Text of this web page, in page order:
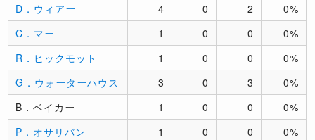
D．ウィアー
4 0 2
0%
C．マー
1 0 0
0%
R．ヒックモット
1 0 0
0%
G．ウォーターハウス
3 0 3
0%
B．ベイカー
1 0 0
0%
P．オサリバン
1 0 0
0%